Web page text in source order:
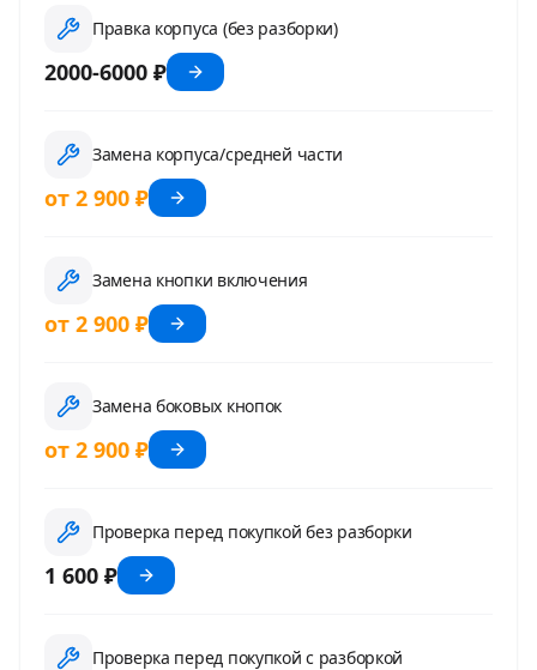
Правка корпуса (без разборки)
2000-6000 ₽
Замена корпуса/средней части
от 2 900 ₽
Замена кнопки включения
от 2 900 ₽
Замена боковых кнопок
от 2 900 ₽
Проверка перед покупкой без разборки
1 600 ₽
Проверка перед покупкой с разборкой